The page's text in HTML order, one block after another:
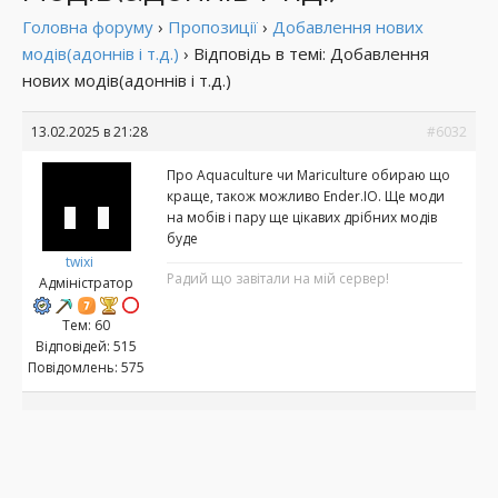
Головна форуму › Пропозиції › Добавлення нових
модів(адоннів і т.д.) › Відповідь в темі: Добавлення
нових модів(адоннів і т.д.)
13.02.2025 в 21:28 #6032
twixi
Адміністратор
Тем: 60
Відповідей: 515
Повідомлень: 575
Про Aquaculture чи Mariculture обираю що
краще, також можливо Ender.IO. Ще моди
на мобів і пару ще цікавих дрібних модів
буде
Радий що завітали на мій сервер!